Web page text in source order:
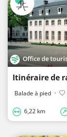
Office de
Balade à pied ·
6,22 km